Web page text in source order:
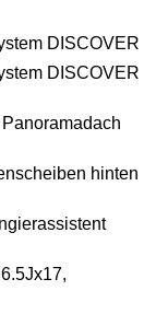
DISCOVER
DISCOVER
hinten